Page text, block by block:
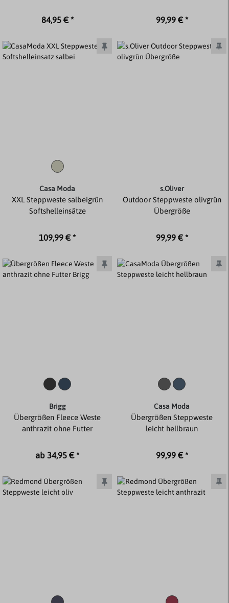
84,95 € * 99,99 € *
Casa Moda
XXL Steppweste salbeigrün
Softshelleinsätze
109,99 € *
s.Oliver
Outdoor Steppweste olivgrün
Übergröße
99,99 € *
Brigg
Übergrößen Fleece Weste
anthrazit ohne Futter
ab 34,95 € *
Casa Moda
Übergrößen Steppweste
leicht hellbraun
99,99 € *